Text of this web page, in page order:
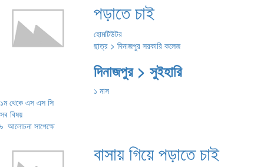
পড়াতে চাই
হোমটিউটর
ছাত্র > দিনাজপুর সরকারি কলেজ
দিনাজপুর > সুইহারি
১ মাস
১ম থেকে এস এস সি
সব বিষয়
৳ আলোচনা সাপেক্ষে
বাসায় গিয়ে পড়াতে চাই